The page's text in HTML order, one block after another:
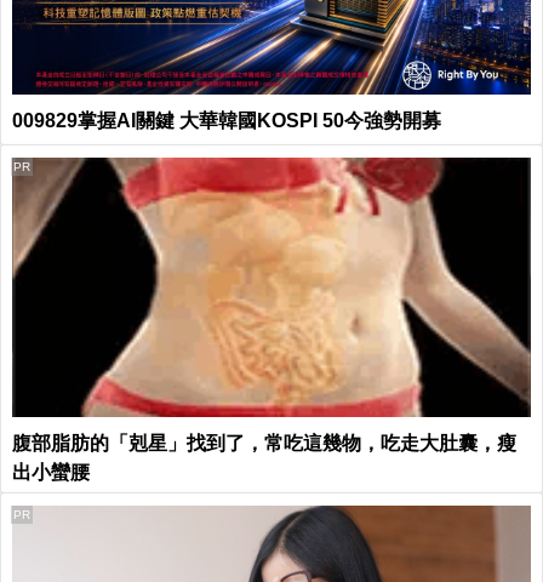
009829掌握AI關鍵 大華韓國KOSPI 50今強勢開募
腹部脂肪的「剋星」找到了，常吃這幾物，吃走大肚囊，瘦
出小蠻腰
PR
PR